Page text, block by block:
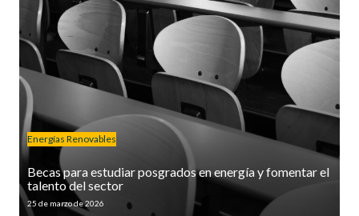
Energías Renovables
Becas para estudiar posgrados en energía y fomentar el
talento del sector
25 de marzo de 2026